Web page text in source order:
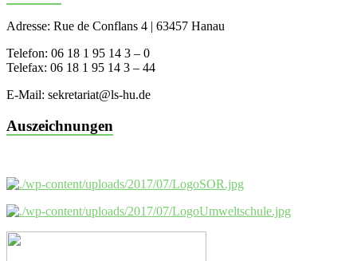
Adresse: Rue de Conflans 4 | 63457 Hanau
Telefon: 06 18 1 95 14 3 – 0
Telefax: 06 18 1 95 14 3 – 44
E-Mail: sekretariat@ls-hu.de
Auszeichnungen